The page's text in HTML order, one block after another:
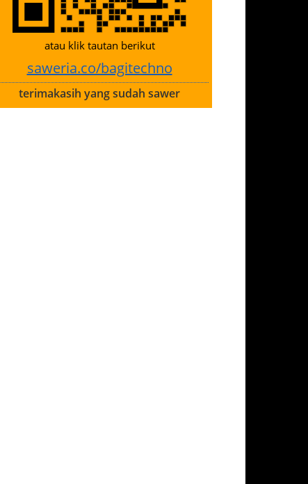
atau klik tautan berikut
saweria.co/bagitechno
terimakasih yang sudah sawer